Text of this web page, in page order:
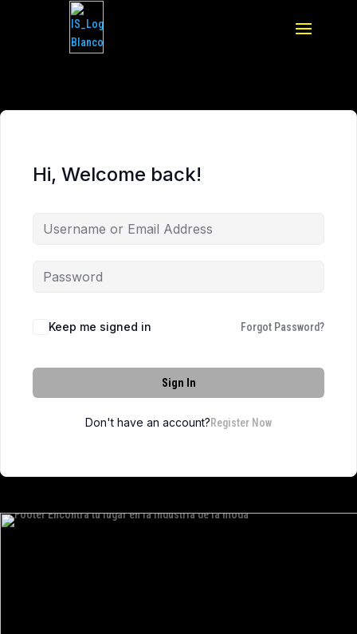
Hi, Welcome back!
Keep me signed in Forgot Password?
Sign In
Don't have an account?Register Now